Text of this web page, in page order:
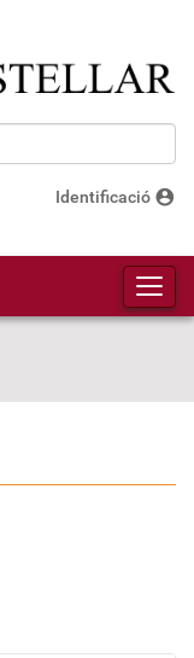
Identificació account_circle